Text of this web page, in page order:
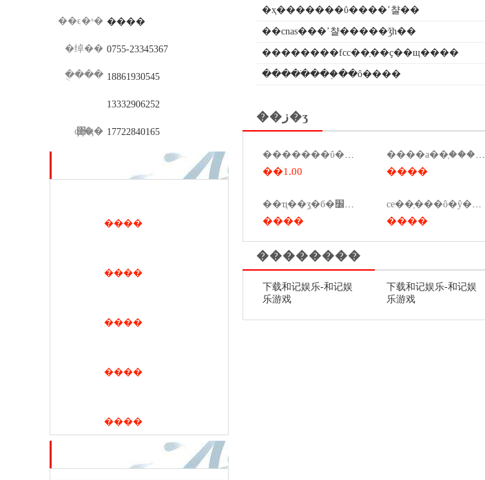
�ҳ�������ΰ����ʼ챨��
��cnas���ʼ챨�����ǯһ��
��������fcc��֤��ҫ��щ����
�����ֺ���֤��ô����
��ز�ʒ
�������ΰ�������a ��֤
��1.00
����a��֤������������֤����������
����
��ҵ��ʒִ�б�׼��������ҵ��ʒִ�б�׼����ҫ��
����
ce��֤���ô�ŷ���ǯ��ce��֤���ô�ŷ���ǯһ����
����
��������
下载和记娱乐-和记娱
乐游戏
下载和记娱乐-和记娱
乐游戏
��ϵ�ˣ� ����
�绰�� 0755-23345367
�ֻ��� 18861930545
13332906252
qq��
΢�ţ� 17722840165
����
����
����
����
����